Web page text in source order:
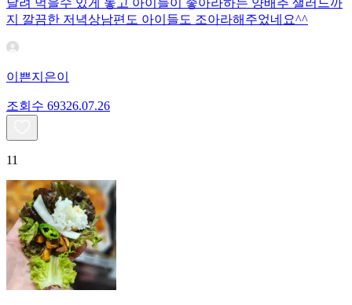
날려 먹을수 있게 놓고 아이들이 좋아라하는 양배추 샐러드까
지 깔끔한 저녁상남편도 아이들도 조아라해주었네요^^
이쁜지은이
조회수 69326.07.26
11